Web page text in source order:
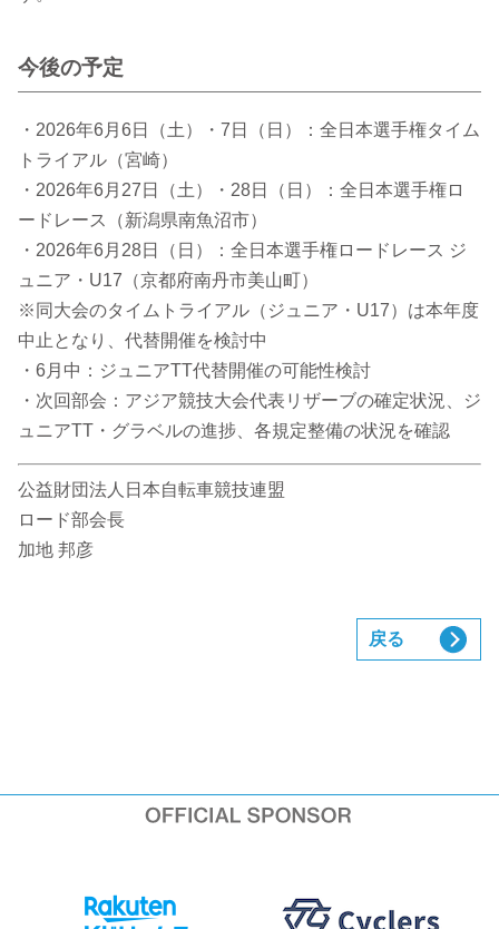
今後の予定
・2026年6月6日（土）・7日（日）：全日本選手権タイム
トライアル（宮崎）
・2026年6月27日（土）・28日（日）：全日本選手権ロ
ードレース（新潟県南魚沼市）
・2026年6月28日（日）：全日本選手権ロードレース ジ
ュニア・U17（京都府南丹市美山町）
※同大会のタイムトライアル（ジュニア・U17）は本年度
中止となり、代替開催を検討中
・6月中：ジュニアTT代替開催の可能性検討
・次回部会：アジア競技大会代表リザーブの確定状況、ジ
ュニアTT・グラベルの進捗、各規定整備の状況を確認
公益財団法人日本自転車競技連盟
ロード部会長
加地 邦彦
戻る